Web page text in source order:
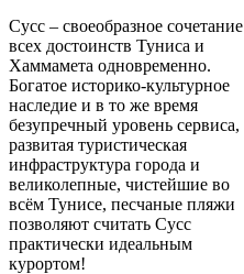
Сусс – своеобразное сочетание
всех достоинств Туниса и
Хаммамета одновременно.
Богатое историко-культурное
наследие и в то же время
безупречный уровень сервиса,
развитая туристическая
инфраструктура города и
великолепные, чистейшие во
всём Тунисе, песчаные пляжи
позволяют считать Сусс
практически идеальным
курортом!